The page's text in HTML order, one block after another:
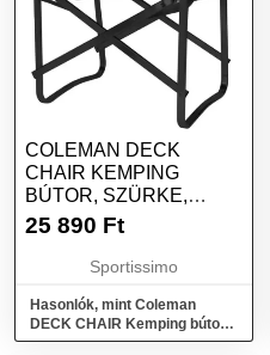
COLEMAN DECK
CHAIR KEMPING
BÚTOR, SZÜRKE,
MÉRET
25 890 Ft
Sportissimo
Hasonlók, mint Coleman
DECK CHAIR Kemping bútor,
szürke, méret